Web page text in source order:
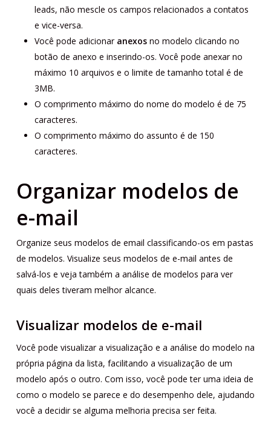
leads, não mescle os campos relacionados a contatos
e vice-versa.
Você pode adicionar anexosno modelo clicando no
botão de anexo e inserindo-os. Você pode anexar no
máximo 10 arquivos e o limite de tamanho total é de
3MB.
O comprimento máximo do nome do modelo é de 75
caracteres.
O comprimento máximo do assunto é de 150
caracteres.
Organizar modelos de
e-mail
Organize seus modelos de email classificando-os em pastas
de modelos. Visualize seus modelos de e-mail antes de
salvá-los e veja também a análise de modelos para ver
quais deles tiveram melhor alcance.
Visualizar modelos de e-mail
Você pode visualizar a visualização e a análise do modelo na
própria página da lista, facilitando a visualização de um
modelo após o outro. Com isso, você pode ter uma ideia de
como o modelo se parece e do desempenho dele, ajudando
você a decidir se alguma melhoria precisa ser feita.